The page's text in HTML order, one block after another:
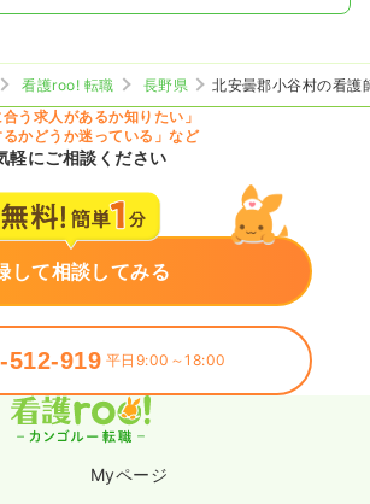
看護roo! 転職 長野県
北安曇郡小谷村の看護
合う求人があるか知りたい」
るかどうか迷っている」など
軽にご相談ください
して相談してみる
512-919 平日9:00～18:00
Myページ